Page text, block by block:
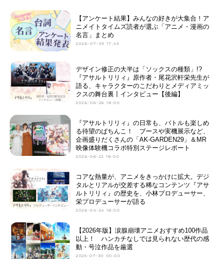
【アンケート結果】みんなの好きが大集合！ア
ニメイトタイムズ読者が選ぶ「アニメ・漫画の
名言」まとめ
2026-07-03 17:45
デザイン修正の大半は「ソックスの種類」!?
『アサルトリリィ』原作者・尾花沢軒栄先生が
語る、キャラクターのこだわりとメディアミッ
クスの舞台裏丨インタビュー【後編】
2026-06-26 18:00
『アサルトリリィ』の日常も、バトルも楽しめ
る待望のぱちんこ！ ブースや実機展示など、
企画盛りだくさんの「AK-GARDEN29」＆MR
映像体験機コラボ特別ステージレポート
2026-06-22 18:00
コアな熱量が、アニメをきっかけに拡大。デジ
タルとリアルが交差する稀なコンテンツ『アサ
ルトリリィ』の歴史を、小林プロデューサー、
栄プロデューサーが語る
2026-04-24 18:00
【2026年版】涙腺崩壊アニメおすすめ100作品
以上！ ハンカチなしでは見られない歴代の感
動・号泣作品を厳選
2025-07-30 00:00